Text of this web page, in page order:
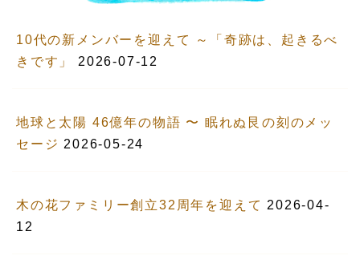
10代の新メンバーを迎えて ～「奇跡は、起きるべ
きです」
2026-07-12
地球と太陽 46億年の物語 〜 眠れぬ艮の刻のメッ
セージ 2026-05-24
木の花ファミリー創立32周年を迎えて 2026-04-
12